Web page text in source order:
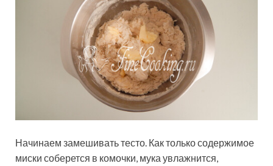
Начинаем замешивать тесто. Как только содержимое
миски соберется в комочки, мука увлажнится,